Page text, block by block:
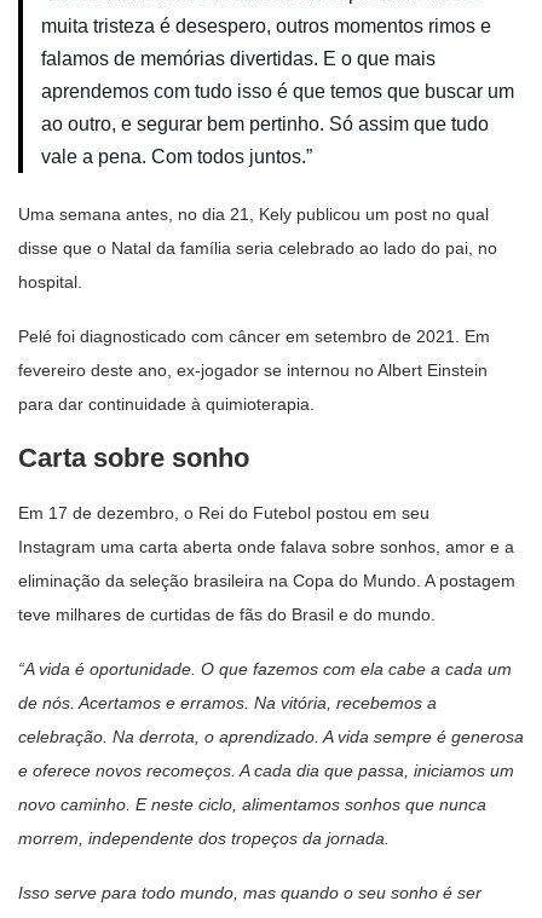
muita tristeza é desespero, outros momentos rimos e
falamos de memórias divertidas. E o que mais
aprendemos com tudo isso é que temos que buscar um
ao outro, e segurar bem pertinho. Só assim que tudo
vale a pena. Com todos juntos.”
Uma semana antes, no dia 21, Kely publicou um post no qual
disse que o Natal da família seria celebrado ao lado do pai, no
hospital.
Pelé foi diagnosticado com câncer em setembro de 2021. Em
fevereiro deste ano, ex-jogador se internou no Albert Einstein
para dar continuidade à quimioterapia.
Carta sobre sonho
Em 17 de dezembro, o Rei do Futebol postou em seu
Instagram uma carta aberta onde falava sobre sonhos, amor e a
eliminação da seleção brasileira na Copa do Mundo. A postagem
teve milhares de curtidas de fãs do Brasil e do mundo.
“A vida é oportunidade. O que fazemos com ela cabe a cada um
de nós. Acertamos e erramos. Na vitória, recebemos a
celebração. Na derrota, o aprendizado. A vida sempre é generosa
e oferece novos recomeços. A cada dia que passa, iniciamos um
novo caminho. E neste ciclo, alimentamos sonhos que nunca
morrem, independente dos tropeços da jornada.
Isso serve para todo mundo, mas quando o seu sonho é ser